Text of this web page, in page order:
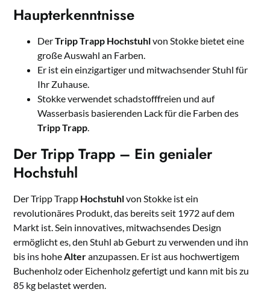
Haupterkenntnisse
DerTripp Trapp Hochstuhlvon Stokke bietet eine
große Auswahl an Farben.
Er ist ein einzigartiger und mitwachsender Stuhl für
Ihr Zuhause.
Stokke verwendet schadstofffreien und auf
Wasserbasis basierenden Lack für die Farben des
Tripp Trapp.
Der Tripp Trapp – Ein genialer
Hochstuhl
Der Tripp Trapp Hochstuhlvon Stokke ist ein
revolutionäres Produkt, das bereits seit 1972 auf dem
Markt ist. Sein innovatives, mitwachsendes Design
ermöglicht es, den Stuhl ab Geburt zu verwenden und ihn
bis ins hoheAlteranzupassen. Er ist aus hochwertigem
Buchenholz oder Eichenholz gefertigt und kann mit bis zu
85 kg belastet werden.